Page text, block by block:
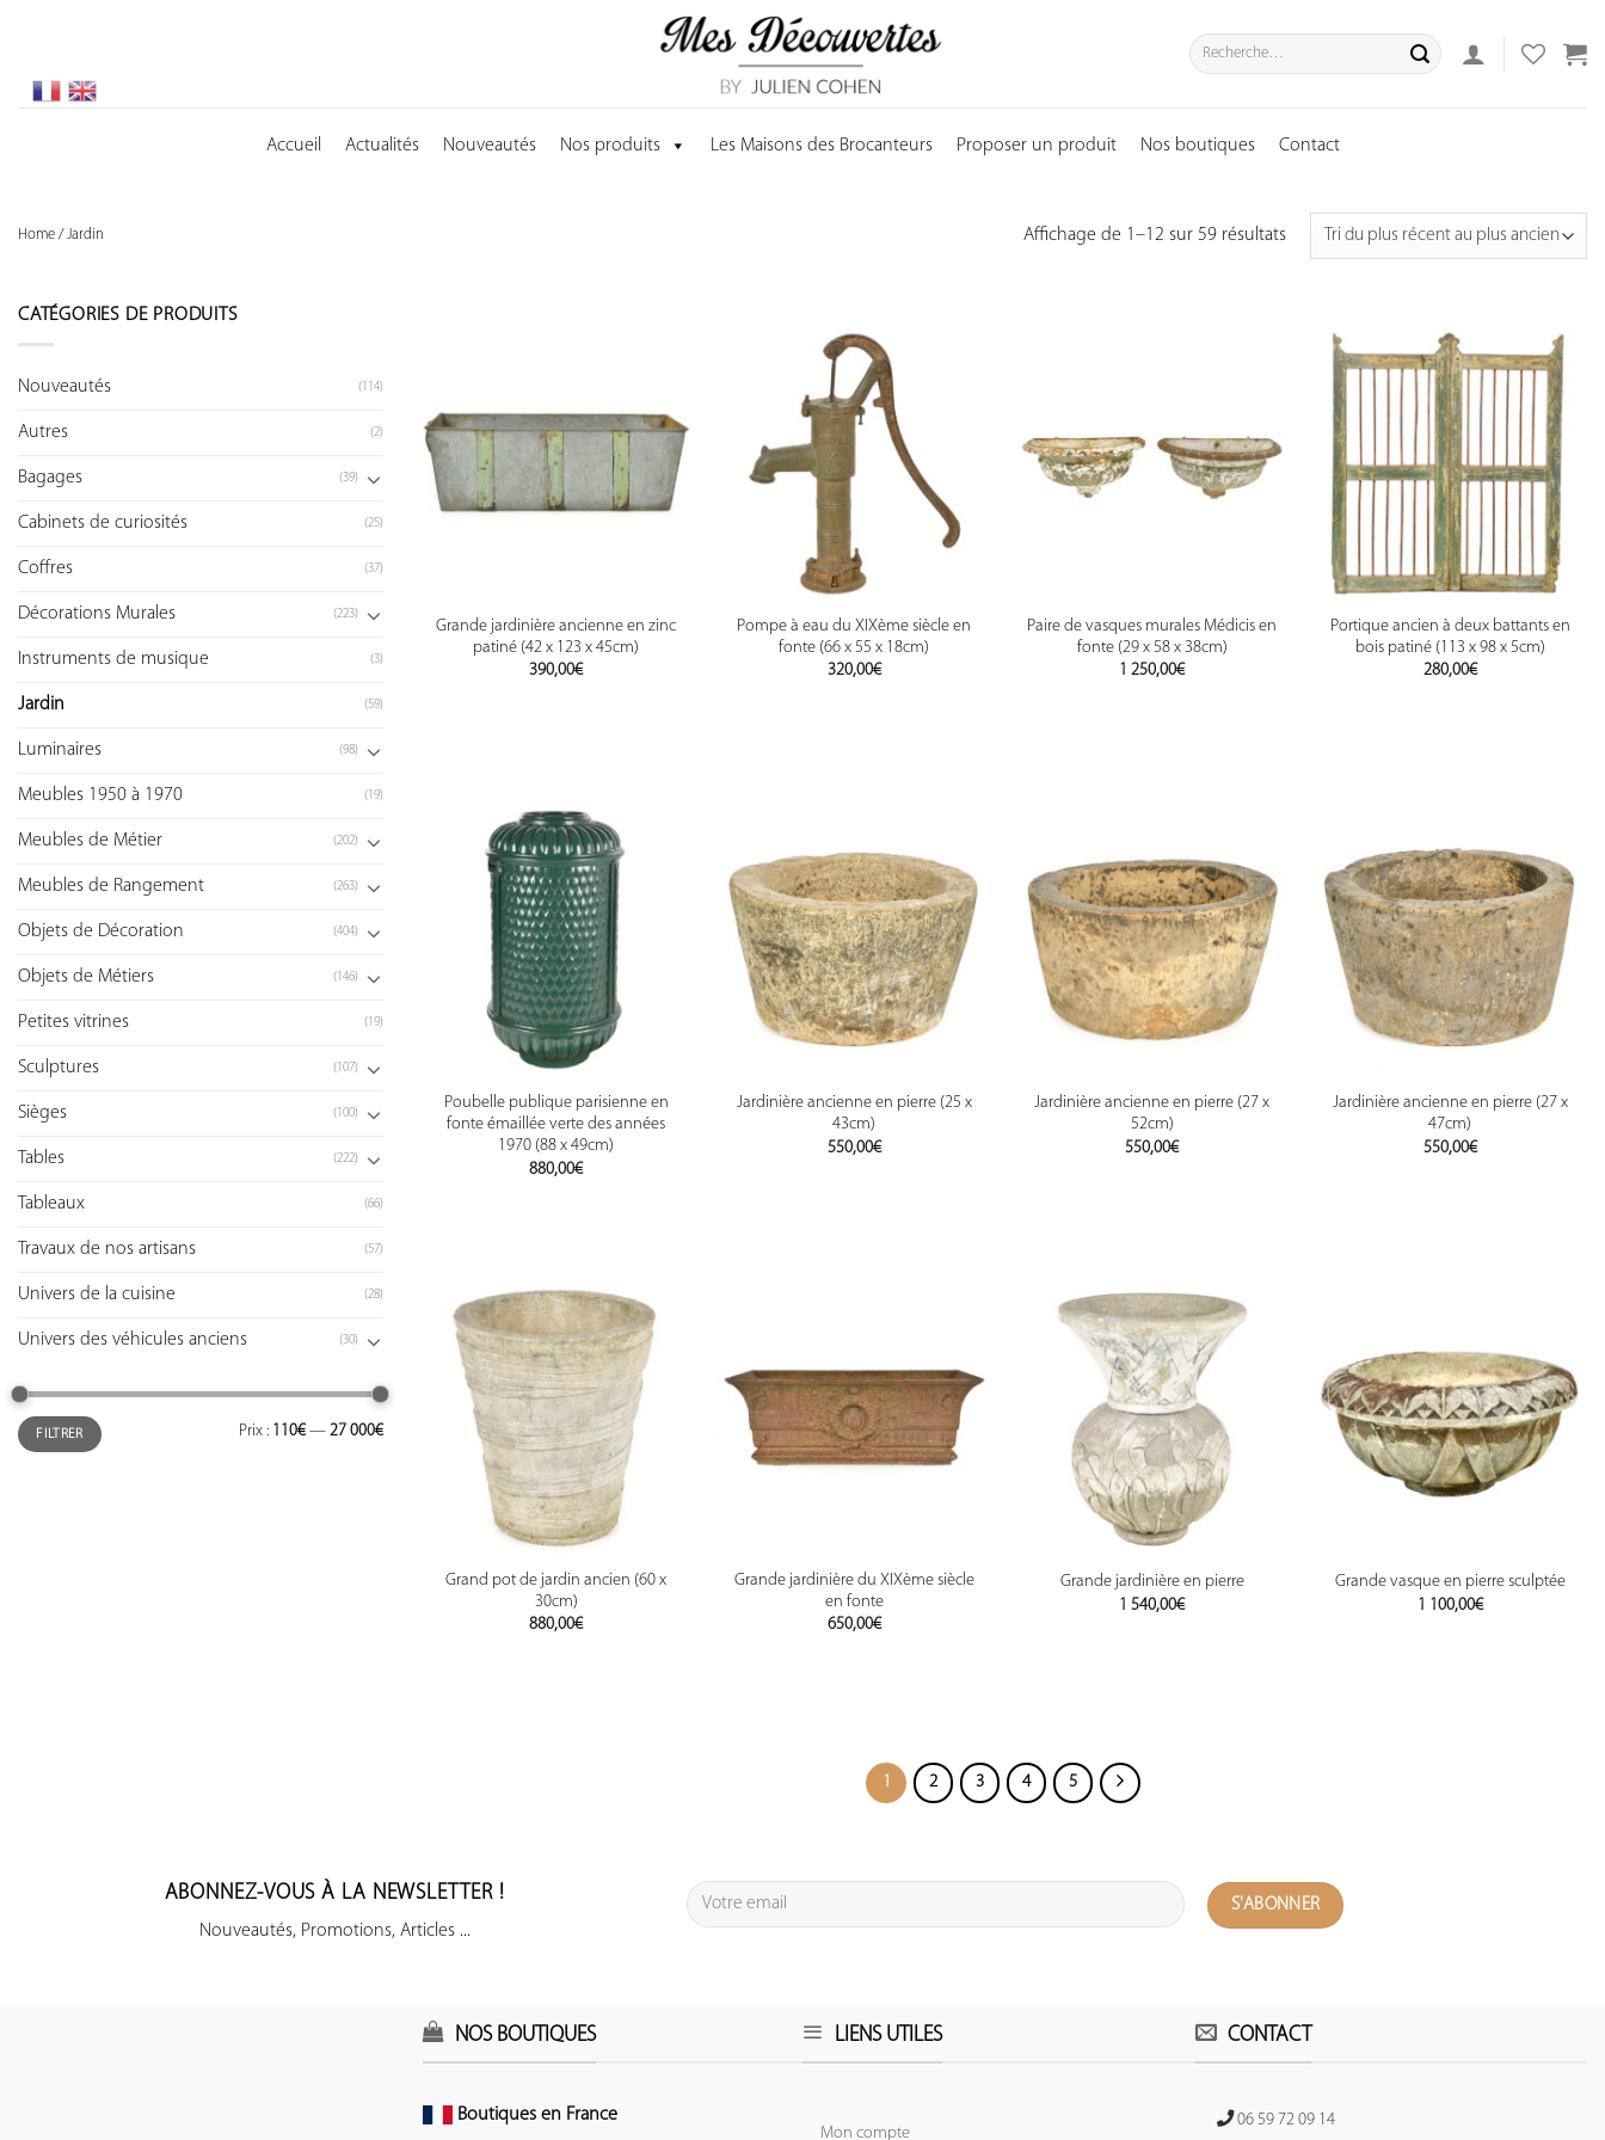
Recherche
pour :
Accueil Actualités Nouveautés Nos produits Les Maisons des Brocanteurs Proposer un produit Nos boutiques Contact
Home / Jardin Affichage de 1–12 sur 59 résultats
CATÉGORIES DE PRODUITS
Nouveautés (114)
Autres (2)
Bagages (39)
Cabinets de curiosités (25)
Coffres (37)
Décorations Murales (223)
Instruments de musique (3)
Jardin (59)
Luminaires (98)
Meubles 1950 à 1970 (19)
Meubles de Métier (202)
Meubles de Rangement (263)
Objets de Décoration (404)
Objets de Métiers (146)
Petites vitrines (19)
Sculptures (107)
Sièges (100)
Tables (222)
Tableaux (66)
Travaux de nos artisans (57)
Univers de la cuisine (28)
Univers des véhicules anciens (30)
FILTRER Prix : 110€ — 27 000€
Grande jardinière ancienne en zinc
patiné (42 x 123 x 45cm)
390,00€
Pompe à eau du XIXème siècle en
fonte (66 x 55 x 18cm)
320,00€
Paire de vasques murales Médicis en
fonte (29 x 58 x 38cm)
1 250,00€
Portique ancien à deux battants en
bois patiné (113 x 98 x 5cm)
280,00€
Poubelle publique parisienne en
fonte émaillée verte des années
1970 (88 x 49cm)
880,00€
Jardinière ancienne en pierre (25 x
43cm)
550,00€
Jardinière ancienne en pierre (27 x
52cm)
550,00€
Jardinière ancienne en pierre (27 x
47cm)
550,00€
Grand pot de jardin ancien (60 x
30cm)
880,00€
Grande jardinière du XIXème siècle
en fonte
650,00€
Grande jardinière en pierre
1 540,00€
Grande vasque en pierre sculptée
1 100,00€
1 2 3 4 5
ABONNEZ-VOUS À LA NEWSLETTER !
Nouveautés, Promotions, Articles ...
NOS BOUTIQUES
Boutiques en France
LIENS UTILES
Mon compte
CONTACT
06 59 72 09 14